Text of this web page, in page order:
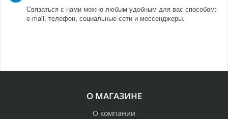
Связаться с нами можно любым удобным для вас способом:
e-mail, телефон, социальные сети и мессенджеры.
О МАГАЗИНЕ
О компании